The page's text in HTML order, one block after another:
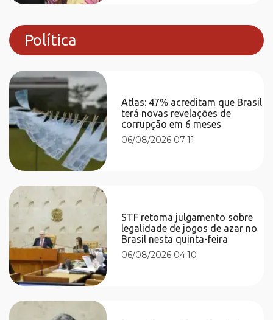
Política
Atlas: 47% acreditam que Brasil
terá novas revelações de
corrupção em 6 meses
06/08/2026 07:11
STF retoma julgamento sobre
legalidade de jogos de azar no
Brasil nesta quinta-feira
06/08/2026 04:10